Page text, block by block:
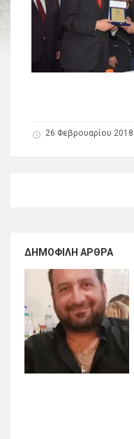
26 Φεβρουαρίου 2018
ΔΗΜΟΦΙΛΉ ΆΡΘΡΑ